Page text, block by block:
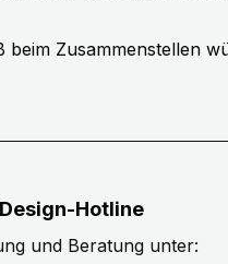
beim Zusammenstellen
Hotline
und Beratung unter: